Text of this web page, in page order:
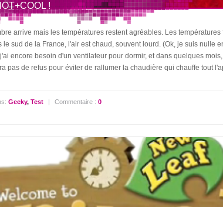
!
arrive mais les températures restent agréables. Les températures
sud de la France, l'air est chaud, souvent lourd. (Ok, je suis nulle
encore besoin d'un ventilateur pour dormir, et dans quelques
pas de refus pour éviter de rallumer la chaudière qui chauffe tout
Geeky,Test | Commentaire :0